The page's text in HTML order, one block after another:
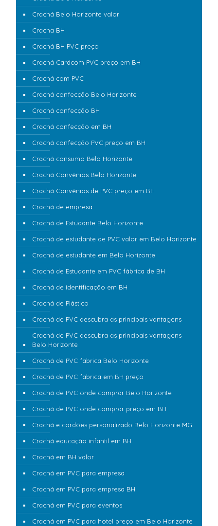
Crachá Belo Horizonte valor
Cracha BH
Crachá BH PVC preço
Crachá Cardcom PVC preço em BH
Crachá com PVC
Crachá confecção Belo Horizonte
Crachá confecção BH
Crachá confecção em BH
Crachá confecção PVC preço em BH
Crachá consumo Belo Horizonte
Crachá Convênios Belo Horizonte
Crachá Convênios de PVC preço em BH
Crachá de empresa
Crachá de Estudante Belo Horizonte
Crachá de estudante de PVC valor em Belo Horizonte
Crachá de estudante em Belo Horizonte
Crachá de Estudante em PVC fábrica de BH
Crachá de identificação em BH
Crachá de Plástico
Crachá de PVC descubra as principais vantagens
Crachá de PVC descubra as principais vantagens
Belo Horizonte
Crachá de PVC fabrica Belo Horizonte
Crachá de PVC fabrica em BH preço
Crachá de PVC onde comprar Belo Horizonte
Crachá de PVC onde comprar preço em BH
Crachá e cordões personalizado Belo Horizonte MG
Crachá educação infantil em BH
Crachá em BH valor
Crachá em PVC para empresa
Crachá em PVC para empresa BH
Crachá em PVC para eventos
Crachá em PVC para hotel preço em Belo Horizonte